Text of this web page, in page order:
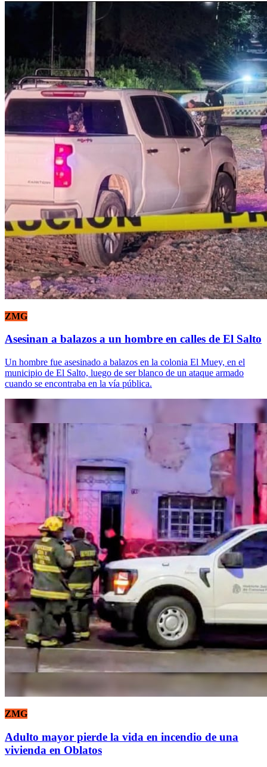
ZMG
Asesinan a balazos a un hombre en calles de El Salto
Un hombre fue asesinado a balazos en la colonia El Muey, en el
municipio de El Salto, luego de ser blanco de un ataque armado
cuando se encontraba en la vía pública.
ZMG
Adulto mayor pierde la vida en incendio de una
vivienda en Oblatos